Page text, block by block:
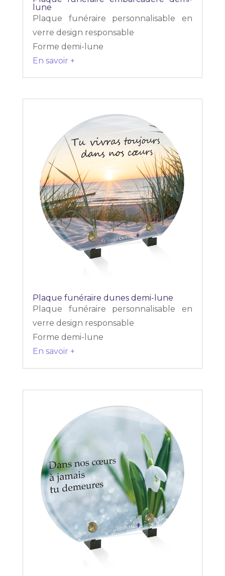
lune
Plaque funéraire personnalisable en
verre design responsable
Forme demi-lune
En savoir +
Plaque funéraire dunes demi-lune
Plaque funéraire personnalisable en
verre design responsable
Forme demi-lune
En savoir +